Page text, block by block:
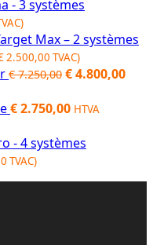
- 3 systèmes
Max – 2 systèmes
2.500,00 TVAC)
€7.250,00 Original
was:
€4.800,00
€2.750,00 HTVA
- 4 systèmes
TVAC)